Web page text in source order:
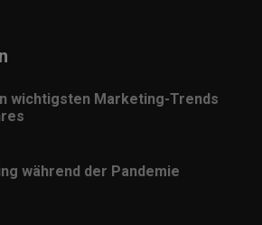
wichtigsten Marketing-Trends
während der Pandemie